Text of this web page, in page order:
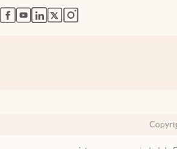
abre en nueva pestaña
abre en nueva pestaña
abre en nueva pestaña
abre en nueva pestaña
abre en nueva pestaña